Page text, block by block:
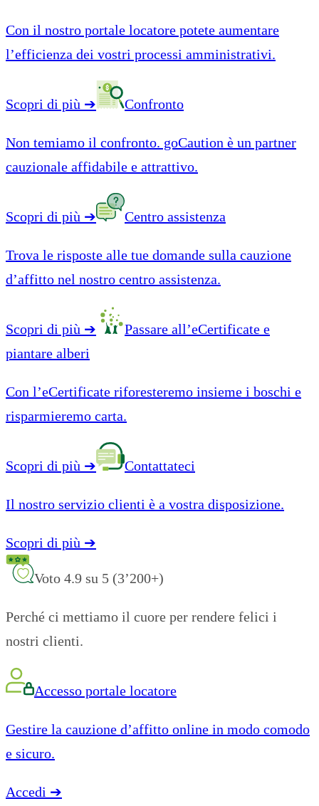
Con il nostro portale locatore potete aumentare
l’efficienza dei vostri processi amministrativi.
Scopri di più ➔ Confronto
Non temiamo il confronto. goCaution è un partner
cauzionale affidabile e attrattivo.
Scopri di più ➔ Centro assistenza
Trova le risposte alle tue domande sulla cauzione
d’affitto nel nostro centro assistenza.
Scopri di più ➔
Passare all’eCertificate e
piantare alberi
Con l’eCertificate riforesteremo insieme i boschi e
risparmieremo carta.
Scopri di più ➔ Contattateci
Il nostro servizio clienti è a vostra disposizione.
Scopri di più ➔
Voto 4.9 su 5 (3’200+)
Perché ci mettiamo il cuore per rendere felici i
nostri clienti.
Accesso portale locatore
Gestire la cauzione d’affitto online in modo comodo
e sicuro.
Accedi ➔